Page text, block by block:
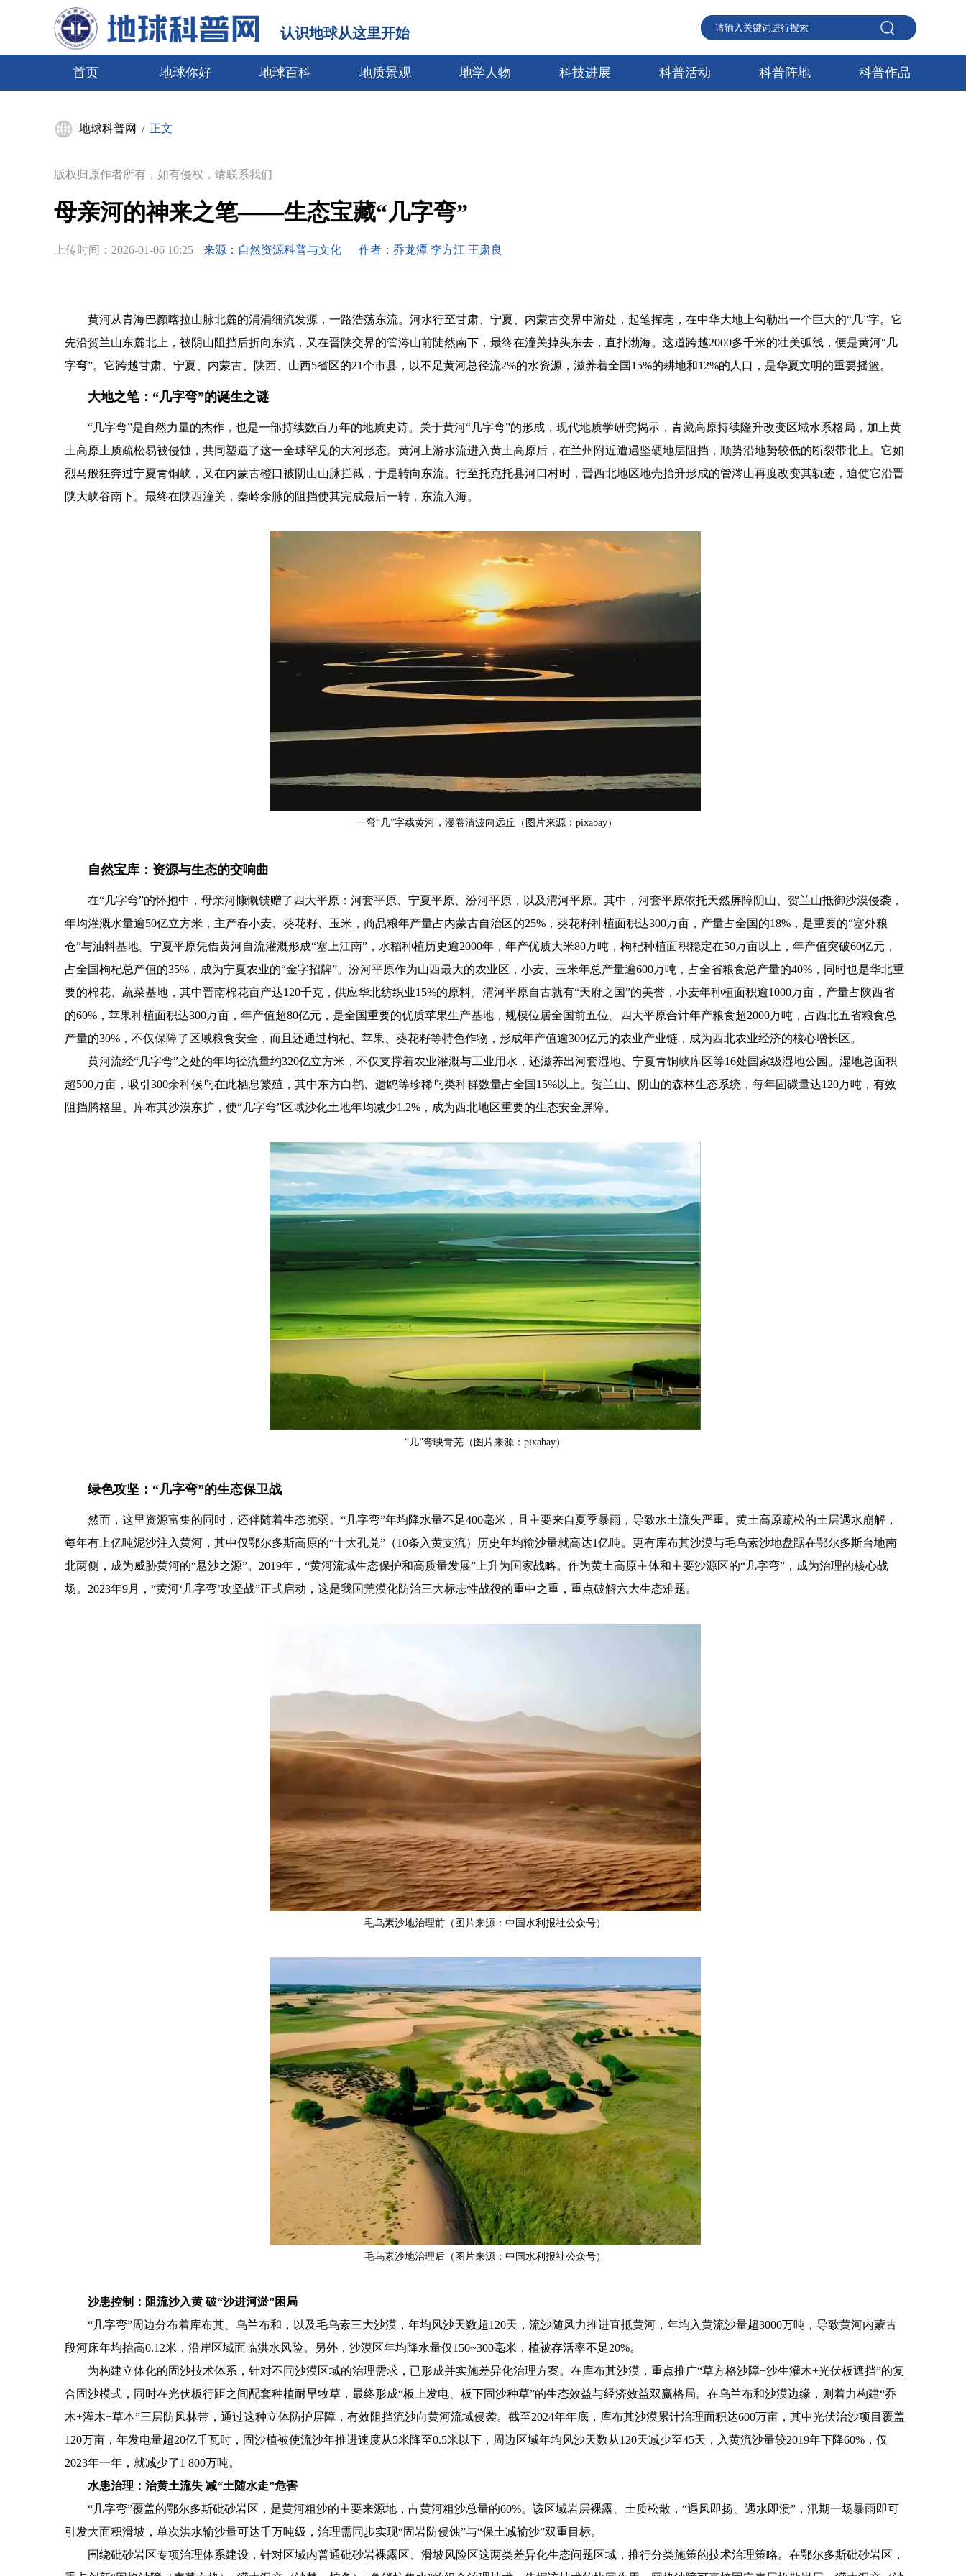
认识地球从这里开始
首页 地球你好 地球百科 地质景观 地学人物 科技进展 科普活动 科普阵地 科普作品
地球科普网 / 正文
版权归原作者所有，如有侵权，请联系我们
母亲河的神来之笔——生态宝藏“几字弯”
上传时间： 2026-01-06 10:25 来源：自然资源科普与文化 作者：乔龙潭 李方江 王肃良
黄河从青海巴颜喀拉山脉北麓的涓涓细流发源，一路浩荡东流。河水行至甘肃、宁夏、内蒙古交界中游处，起笔挥毫，在中华大地上勾勒出一个巨大的“几”字。它
先沿贺兰山东麓北上，被阴山阻挡后折向东流，又在晋陕交界的管涔山前陡然南下，最终在潼关掉头东去，直扑渤海。这道跨越2000多千米的壮美弧线，便是黄河“几
字弯”。它跨越甘肃、宁夏、内蒙古、陕西、山西5省区的21个市县，以不足黄河总径流2%的水资源，滋养着全国15%的耕地和12%的人口，是华夏文明的重要摇篮。
大地之笔：“几字弯”的诞生之谜
“几字弯”是自然力量的杰作，也是一部持续数百万年的地质史诗。关于黄河“几字弯”的形成，现代地质学研究揭示，青藏高原持续隆升改变区域水系格局，加上黄
土高原土质疏松易被侵蚀，共同塑造了这一全球罕见的大河形态。黄河上游水流进入黄土高原后，在兰州附近遭遇坚硬地层阻挡，顺势沿地势较低的断裂带北上。它如
烈马般狂奔过宁夏青铜峡，又在内蒙古磴口被阴山山脉拦截，于是转向东流。行至托克托县河口村时，晋西北地区地壳抬升形成的管涔山再度改变其轨迹，迫使它沿晋
陕大峡谷南下。最终在陕西潼关，秦岭余脉的阻挡使其完成最后一转，东流入海。
一弯“几”字载黄河，漫卷清波向远丘（图片来源：pixabay）
自然宝库：资源与生态的交响曲
在“几字弯”的怀抱中，母亲河慷慨馈赠了四大平原：河套平原、宁夏平原、汾河平原，以及渭河平原。其中，河套平原依托天然屏障阴山、贺兰山抵御沙漠侵袭，
年均灌溉水量逾50亿立方米，主产春小麦、葵花籽、玉米，商品粮年产量占内蒙古自治区的25%，葵花籽种植面积达300万亩，产量占全国的18%，是重要的“塞外粮
仓”与油料基地。宁夏平原凭借黄河自流灌溉形成“塞上江南”，水稻种植历史逾2000年，年产优质大米80万吨，枸杞种植面积稳定在50万亩以上，年产值突破60亿元，
占全国枸杞总产值的35%，成为宁夏农业的“金字招牌”。汾河平原作为山西最大的农业区，小麦、玉米年总产量逾600万吨，占全省粮食总产量的40%，同时也是华北重
要的棉花、蔬菜基地，其中晋南棉花亩产达120千克，供应华北纺织业15%的原料。渭河平原自古就有“天府之国”的美誉，小麦年种植面积逾1000万亩，产量占陕西省
的60%，苹果种植面积达300万亩，年产值超80亿元，是全国重要的优质苹果生产基地，规模位居全国前五位。四大平原合计年产粮食超2000万吨，占西北五省粮食总
产量的30%，不仅保障了区域粮食安全，而且还通过枸杞、苹果、葵花籽等特色作物，形成年产值逾300亿元的农业产业链，成为西北农业经济的核心增长区。
黄河流经“几字弯”之处的年均径流量约320亿立方米，不仅支撑着农业灌溉与工业用水，还滋养出河套湿地、宁夏青铜峡库区等16处国家级湿地公园。湿地总面积
超500万亩，吸引300余种候鸟在此栖息繁殖，其中东方白鹳、遗鸥等珍稀鸟类种群数量占全国15%以上。贺兰山、阴山的森林生态系统，每年固碳量达120万吨，有效
阻挡腾格里、库布其沙漠东扩，使“几字弯”区域沙化土地年均减少1.2%，成为西北地区重要的生态安全屏障。
“几”弯映青芜（图片来源：pixabay）
绿色攻坚：“几字弯”的生态保卫战
然而，这里资源富集的同时，还伴随着生态脆弱。“几字弯”年均降水量不足400毫米，且主要来自夏季暴雨，导致水土流失严重。黄土高原疏松的土层遇水崩解，
每年有上亿吨泥沙注入黄河，其中仅鄂尔多斯高原的“十大孔兑”（10条入黄支流）历史年均输沙量就高达1亿吨。更有库布其沙漠与毛乌素沙地盘踞在鄂尔多斯台地南
北两侧，成为威胁黄河的“悬沙之源”。2019年，“黄河流域生态保护和高质量发展”上升为国家战略。作为黄土高原主体和主要沙源区的“几字弯”，成为治理的核心战
场。2023年9月，“黄河‘几字弯’攻坚战”正式启动，这是我国荒漠化防治三大标志性战役的重中之重，重点破解六大生态难题。
毛乌素沙地治理前（图片来源：中国水利报社公众号）
毛乌素沙地治理后（图片来源：中国水利报社公众号）
沙患控制：阻流沙入黄 破“沙进河淤”困局
“几字弯”周边分布着库布其、乌兰布和，以及毛乌素三大沙漠，年均风沙天数超120天，流沙随风力推进直抵黄河，年均入黄流沙量超3000万吨，导致黄河内蒙古
段河床年均抬高0.12米，沿岸区域面临洪水风险。另外，沙漠区年均降水量仅150~300毫米，植被存活率不足20%。
为构建立体化的固沙技术体系，针对不同沙漠区域的治理需求，已形成并实施差异化治理方案。在库布其沙漠，重点推广“草方格沙障+沙生灌木+光伏板遮挡”的复
合固沙模式，同时在光伏板行距之间配套种植耐旱牧草，最终形成“板上发电、板下固沙种草”的生态效益与经济效益双赢格局。在乌兰布和沙漠边缘，则着力构建“乔
木+灌木+草本”三层防风林带，通过这种立体防护屏障，有效阻挡流沙向黄河流域侵袭。截至2024年年底，库布其沙漠累计治理面积达600万亩，其中光伏治沙项目覆盖
120万亩，年发电量超20亿千瓦时，固沙植被使流沙年推进速度从5米降至0.5米以下，周边区域年均风沙天数从120天减少至45天，入黄流沙量较2019年下降60%，仅
2023年一年，就减少了1 800万吨。
水患治理：治黄土流失 减“土随水走”危害
“几字弯”覆盖的鄂尔多斯砒砂岩区，是黄河粗沙的主要来源地，占黄河粗沙总量的60%。该区域岩层裸露、土质松散，“遇风即扬、遇水即溃”，汛期一场暴雨即可
引发大面积滑坡，单次洪水输沙量可达千万吨级，治理需同步实现“固岩防侵蚀”与“保土减输沙”双重目标。
围绕砒砂岩区专项治理体系建设，针对区域内普通砒砂岩裸露区、滑坡风险区这两类差异化生态问题区域，推行分类施策的技术治理策略。在鄂尔多斯砒砂岩区，